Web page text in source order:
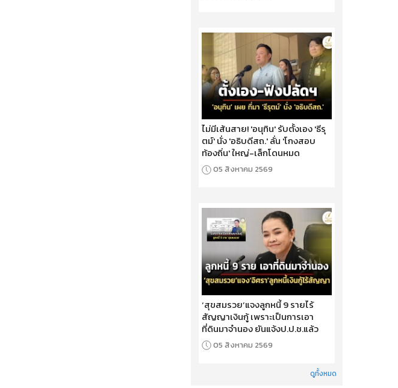
ไม่มีเส้นสาย! 'อนุทิน' รับตั้งเอง 'ธีรุ
ตม์' นั่ง 'อธิบดีสถ.' ลั่น 'โกงสอบ
ท้องถิ่น' ใหญ่-เล็กโดนหมด
05 สิงหาคม 2569
‘สุขสมรวย’แจงลูกหนี้ 9 รายไร้
สัญญาเงินกู้ เพราะเป็นการเอา
ที่ดินมาจำนอง ยันแจ้งป.ป.ช.แล้ว
05 สิงหาคม 2569
ดูทั้งหมด